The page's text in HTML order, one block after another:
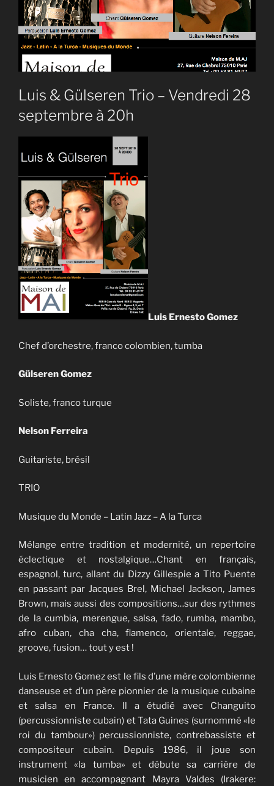
Luis & Gülseren Trio – Vendredi 28
septembre à 20h
Luis ErnestoGomez
Chef d’orchestre, franco colombien, tumba
Gülseren Gomez
Soliste, franco turque
Nelson Ferreira
Guitariste, brésil
TRIO
Musique du Monde – Latin Jazz – A la Turca
Mélange entre tradition et modernité, un repertoire
éclectique et nostalgique…Chant en français,
espagnol, turc, allant du Dizzy Gillespie a Tito Puente
en passant par Jacques Brel, Michael Jackson, James
Brown, mais aussi des compositions…sur des rythmes
de la cumbia, merengue, salsa, fado, rumba, mambo,
afro cuban, cha cha, flamenco, orientale, reggae,
groove, fusion… tout y est !
Luis Ernesto Gomez est le fils d’une mère colombienne
danseuse et d’un père pionnier de la musique cubaine
et salsa en France. Il a étudié avec Changuito
(percussionniste cubain) et Tata Guines (surnommé «le
roi du tambour») percussionniste, contrebassiste et
compositeur cubain. Depuis 1986, il joue son
instrument «la tumba» et débute sa carrière de
musicien en accompagnant Mayra Valdes (Irakere: